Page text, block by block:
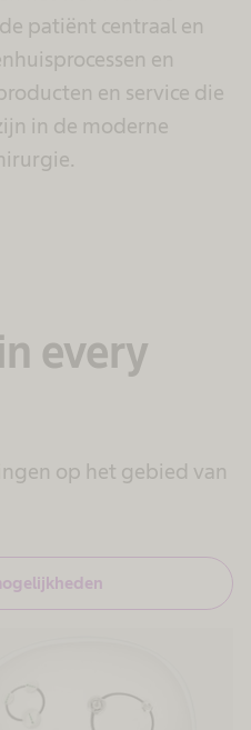
patiënt centraal en
en
en service die
in de moderne
every
op het gebied van